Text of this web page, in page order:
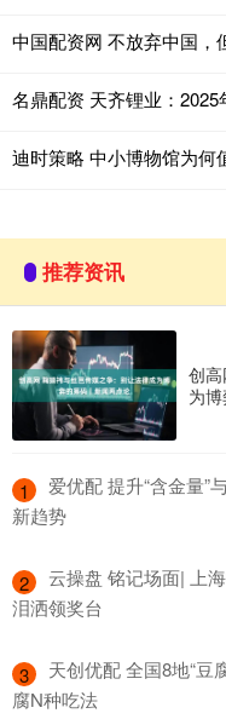
中国配资网 不放弃中国，
名鼎配资 天齐锂业：
迪时策略 中小博物馆为何
推荐资讯
创
为
1
爱优配 提升“含金量”
新趋势
2
云操盘 铭记场面| 上
泪洒领奖台
3
天创优配 全国8地“豆
腐N种吃法